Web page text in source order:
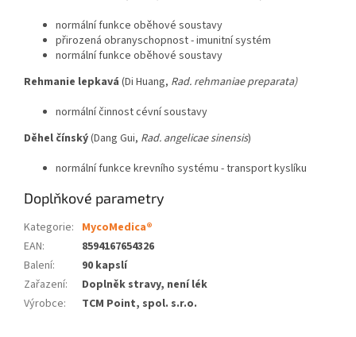
normální funkce oběhové soustavy
přirozená obranyschopnost - imunitní systém
normální funkce oběhové soustavy
Rehmanie lepkavá (Di Huang, Rad. rehmaniae preparata)
normální činnost cévní soustavy
Děhel čínský(Dang Gui, Rad. angelicae sinensis)
normální funkce krevního systému - transport kyslíku
Doplňkové parametry
Kategorie: MycoMedica®
EAN:
8594167654326
Balení:
90 kapslí
Zařazení:
Doplněk stravy, není lék
Výrobce: TCM Point, spol. s.r.o.